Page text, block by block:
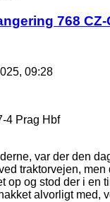
768 CZ-
09:28
4 Prag Hbf
var der den
traktorvejen,
op og stod der i en
alvorligt med,